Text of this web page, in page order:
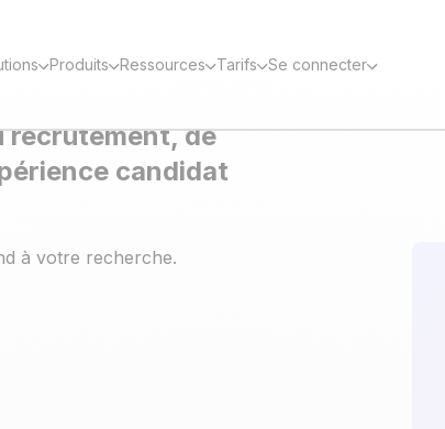
Produits Ressources Tarifs Se connecter
pratiques et
recrutement, de
candidat
à votre recherche.